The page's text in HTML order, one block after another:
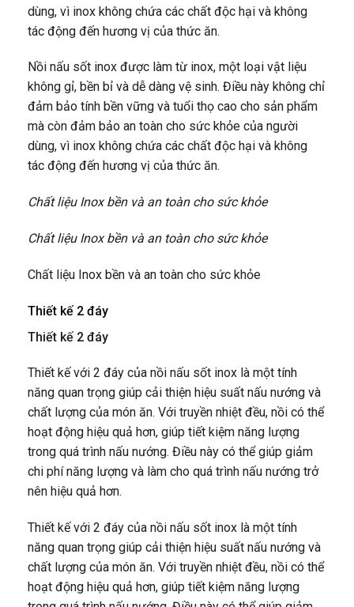
dùng, vì inox không chứa các chất độc hại và không
tác động đến hương vị của thức ăn.
Nồi nấu sốt inox được làm từ inox, một loại vật liệu
không gỉ, bền bỉ và dễ dàng vệ sinh. Điều này không chỉ
đảm bảo tính bền vững và tuổi thọ cao cho sản phẩm
mà còn đảm bảo an toàn cho sức khỏe của người
dùng, vì inox không chứa các chất độc hại và không
tác động đến hương vị của thức ăn.
Chất liệu Inox bền và an toàn cho sức khỏe
Chất liệu Inox bền và an toàn cho sức khỏe
Chất liệu Inox bền và an toàn cho sức khỏe
Thiết kế 2 đáy
Thiết kế 2 đáy
Thiết kế với 2 đáy của nồi nấu sốt inox là một tính
năng quan trọng giúp cải thiện hiệu suất nấu nướng và
chất lượng của món ăn. Với truyền nhiệt đều, nồi có thể
hoạt động hiệu quả hơn, giúp tiết kiệm năng lượng
trong quá trình nấu nướng. Điều này có thể giúp giảm
chi phí năng lượng và làm cho quá trình nấu nướng trở
nên hiệu quả hơn.
Thiết kế với 2 đáy của nồi nấu sốt inox là một tính
năng quan trọng giúp cải thiện hiệu suất nấu nướng và
chất lượng của món ăn. Với truyền nhiệt đều, nồi có thể
hoạt động hiệu quả hơn, giúp tiết kiệm năng lượng